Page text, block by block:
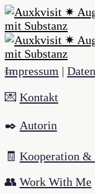
Impressum |
💌 Kontakt
✒️ Autorin
🧾 Kooperation &
👥 Work With Me